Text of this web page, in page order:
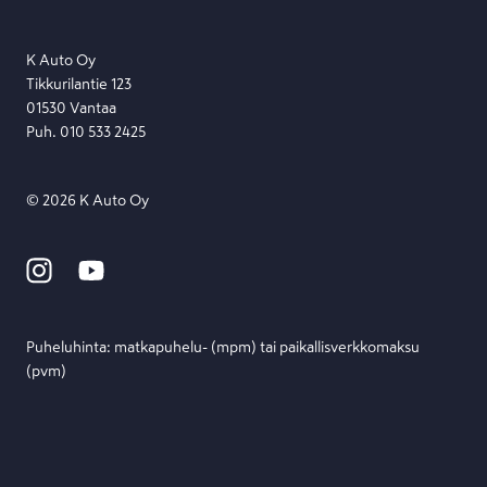
K Auto Oy
Tikkurilantie 123
01530 Vantaa
Puh. 010 533 2425
© 2026 K Auto Oy
Puheluhinta: matka­puhelu- (mpm) tai paikallis­verkko­maksu
(pvm)